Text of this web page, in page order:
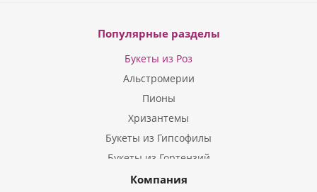
Популярные разделы
Букеты из Роз
Альстромерии
Пионы
Хризантемы
Букеты из Гипсофилы
Букеты из Гортензий
Букеты из Ирисов
Компания